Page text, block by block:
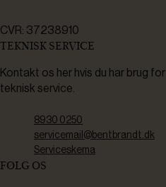
CVR: 37238910
TEKNISK SERVICE
Kontakt os her hvis du har brug for
teknisk service.
8930 0250
servicemail@bentbrandt.dk
Serviceskema
FØLG OS